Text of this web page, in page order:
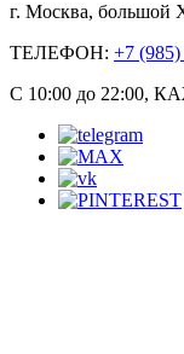
г. Москва, большой
ТЕЛЕФОН: +7
С 10:00 до 22:00,